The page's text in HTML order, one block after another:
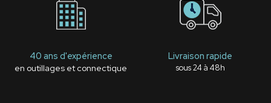
40 ans d'expérience
en outillages et connectique
Livraison rapide
sous 24 à 48h